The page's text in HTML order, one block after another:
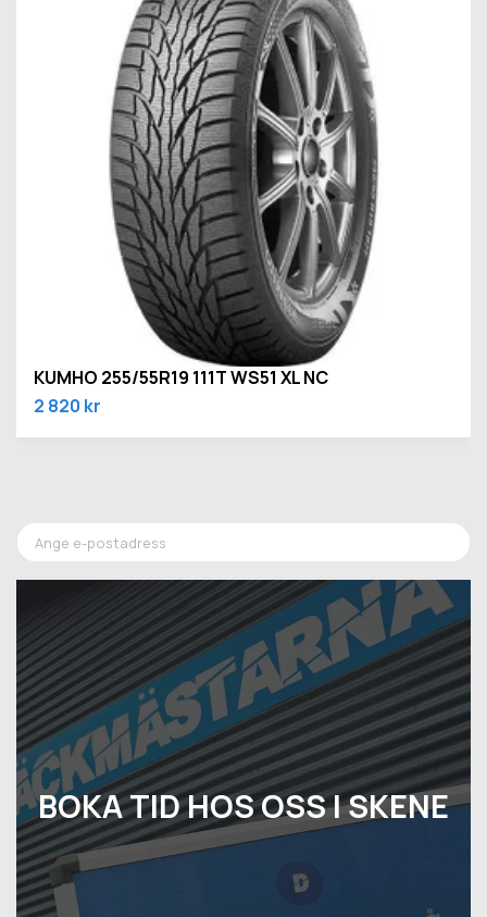
BOKA TID HOS OSS I SKENE
KUMHO 255/55R19 111T WS51 XL NC
2 820 kr